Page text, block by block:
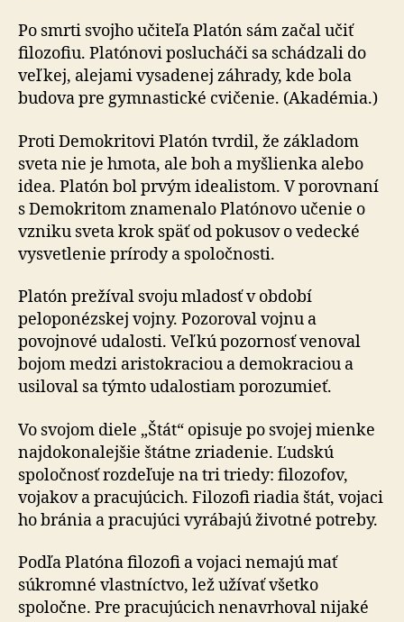
Po smrti svojho učiteľa Platón sám začal učiť
filozofiu. Platónovi poslucháči sa schádzali do
veľkej, alejami vysadenej záhrady, kde bola
budova pre gymnastické cvičenie. (Akadémia.)
Proti Demokritovi Platón tvrdil, že základom
sveta nie je hmota, ale boh a myšlienka alebo
idea. Platón bol prvým idealistom. V porovnaní
s Demokritom znamenalo Platónovo učenie o
vzniku sveta krok späť od pokusov o vedecké
vysvetlenie prírody a spoločnosti.
Platón prežíval svoju mladosť v období
peloponézskej vojny. Pozoroval vojnu a
povojnové udalosti. Veľkú pozornosť venoval
bojom medzi aristokraciou a demokraciou a
usiloval sa týmto udalostiam porozumieť.
Vo svojom diele „Štát“ opisuje po svojej mienke
najdokonalejšie štátne zriadenie. Ľudskú
spoločnosť rozdeľuje na tri triedy: filozofov,
vojakov a pracujúcich. Filozofi riadia štát, vojaci
ho bránia a pracujúci vyrábajú životné potreby.
Podľa Platóna filozofi a vojaci nemajú mať
súkromné vlastníctvo, lež užívať všetko
spoločne. Pre pracujúcich nenavrhoval nijaké